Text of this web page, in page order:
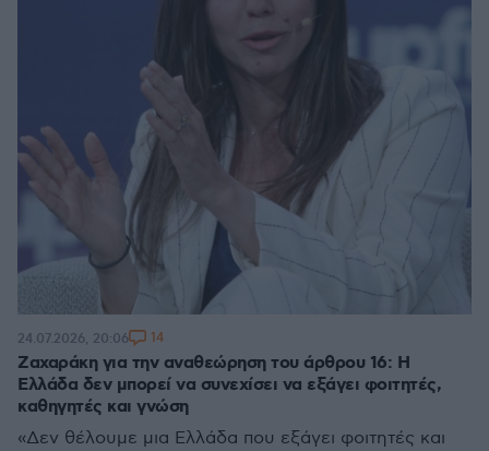
Ζαχαράκη για την αναθεώρηση του άρθρου 16: Η
Ελλάδα δεν μπορεί να συνεχίσει να εξάγει φοιτητές,
καθηγητές και γνώση
«Δεν θέλουμε μια Ελλάδα που εξάγει φοιτητές και
24.07.2026, 20:06 14